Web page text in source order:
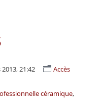
21:42
Accès
céramique